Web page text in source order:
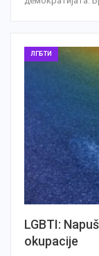
ЛГБТИ
LGBTI:
okupacije